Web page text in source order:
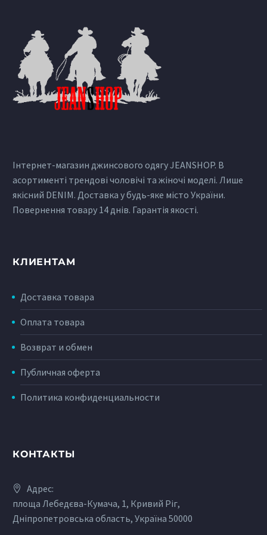
Інтернет-магазин джинсового одягу JEANSHOP. В
асортименті трендові чоловічі та жіночі моделі. Лише
якісний DENIM. Доставка у будь-яке місто України.
Повернення товару 14 днів. Гарантія якості.
КЛИЕНТАМ
Доставка товара
Оплата товара
Возврат и обмен
Публичная оферта
Политика конфиденциальности
КОНТАКТЫ
Адрес:
площа Лебедєва-Кумача, 1, Кривий Ріг,
Дніпропетровська область, Україна 50000